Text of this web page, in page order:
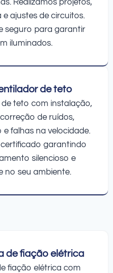
e ajustes de circuitos.
seguro para garantir
iluminados.
de teto
teto com instalação,
de ruídos,
falhas na velocidade.
garantindo
silencioso e
no seu ambiente.
de fiação elétrica
fiação elétrica com